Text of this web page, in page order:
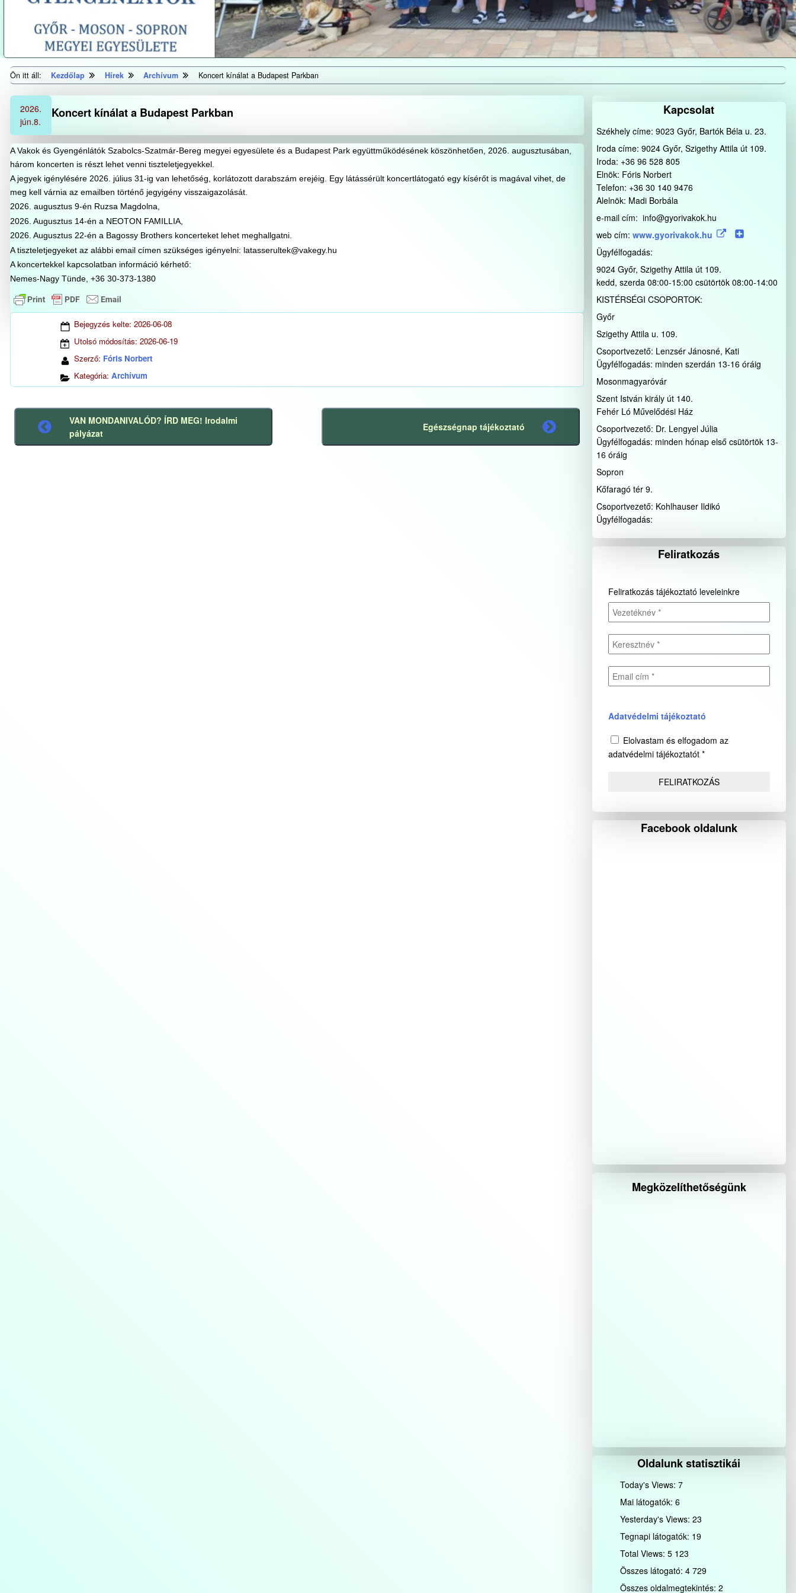
Ön itt áll: Kezdőlap Hírek Archívum Koncert kínálat a Budapest Parkban
Koncert kínálat a Budapest Parkban
2026.
jún.8.
A Vakok és Gyengénlátók Szabolcs-Szatmár-Bereg megyei egyesülete és a Budapest Park együttműködésének köszönhetően, 2026. augusztusában,
három koncerten is részt lehet venni tiszteletjegyekkel.
A jegyek igénylésére 2026. július 31-ig van lehetőség, korlátozott darabszám erejéig. Egy látássérült koncertlátogató egy kísérőt is magával vihet, de
meg kell várnia az emailben történő jegyigény visszaigazolását.
2026. augusztus 9-én Ruzsa Magdolna,
2026. Augusztus 14-én a NEOTON FAMILLIA,
2026. Augusztus 22-én a Bagossy Brothers koncerteket lehet meghallgatni.
A tiszteletjegyeket az alábbi email címen szükséges igényelni: latasserultek@vakegy.hu
A koncertekkel kapcsolatban információ kérhető:
Nemes-Nagy Tünde, +36 30-373-1380
Bejegyzés kelte: 2026-06-08
Utolsó módosítás: 2026-06-19
Szerző: Fóris Norbert
Kategória: Archívum
Előző
bejegyzés
VAN MONDANIVALÓD? ÍRD MEG! Irodalmi
pályázat
bejegyzés
Egészségnap tájékoztató
Kapcsolat
Székhely címe: 9023 Győr, Bartók Béla u. 23.
Iroda címe: 9024 Győr, Szigethy Attila út 109.
Iroda: +36 96 528 805
Elnök: Fóris Norbert
Telefon: +36 30 140 9476
Alelnök: Madi Borbála
e-mail cím: info@gyorivakok.hu
web cím: www.gyorivakok.hu
Ügyfélfogadás:
9024 Győr, Szigethy Attila út 109.
kedd, szerda 08:00-15:00 csütörtök 08:00-14:00
KISTÉRSÉGI CSOPORTOK:
Győr
Szigethy Attila u. 109.
Csoportvezető: Lenzsér Jánosné, Kati
Ügyfélfogadás: minden szerdán 13-16 óráig
Mosonmagyaróvár
Szent István király út 140.
Fehér Ló Művelődési Ház
Csoportvezető: Dr. Lengyel Júlia
Ügyfélfogadás: minden hónap első csütörtök 13-
16 óráig
Sopron
Kőfaragó tér 9.
Csoportvezető: Kohlhauser Ildikó
Ügyfélfogadás:
Feliratkozás
Feliratkozás tájékoztató leveleinkre
Adatvédelmi tájékoztató
Elolvastam és elfogadom az
adatvédelmi tájékoztatót *
Facebook oldalunk
Megközelíthetőségünk
Oldalunk statisztikái
Today's Views:7
Mai látogatók:6
Yesterday's Views:23
Tegnapi látogatók: 19
Total Views:5 123
Összes látogató:4 729
Összes oldalmegtekintés:2